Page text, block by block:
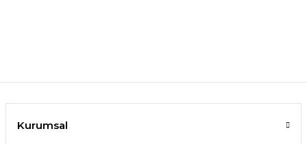
Kurumsal